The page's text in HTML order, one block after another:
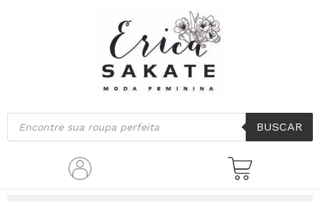
Pesquisar
produtos
BUSCAR